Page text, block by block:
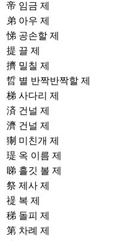
帝 임금 제
弟 아우 제
悌 공손할 제
提 끌 제
擠 밀칠 제
晢 별 반짝반짝할 제
梯 사다리 제
済 건널 제
濟 건널 제
猘 미친개 제
瑅 옥 이름 제
睇 흘깃 볼 제
祭 제사 제
禔 복 제
稊 돌피 제
第 차례 제